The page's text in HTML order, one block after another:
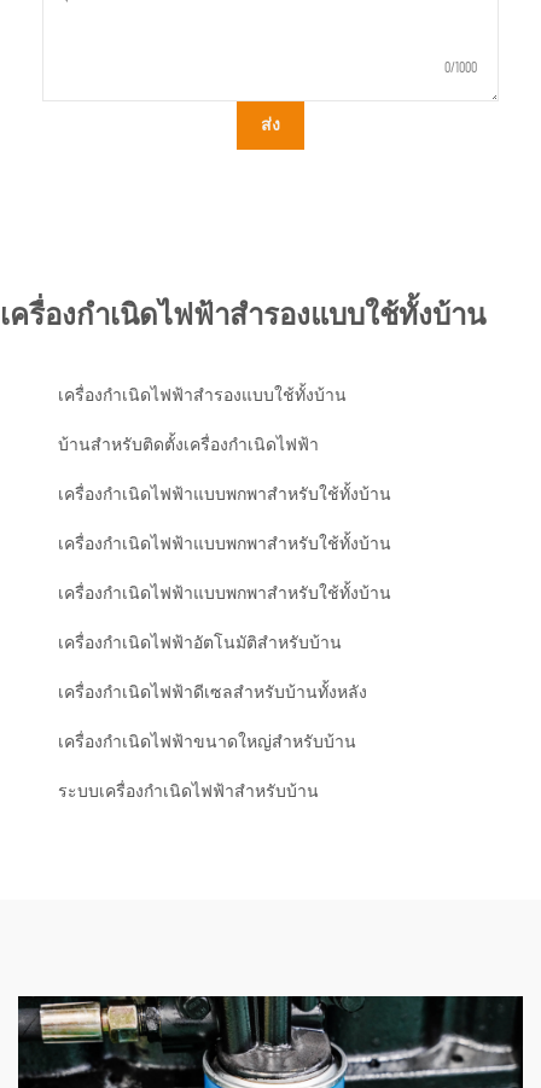
0/1000
ส่ง
เครื่องกำเนิดไฟฟ้าสำรองแบบใช้ทั้งบ้าน
เครื่องกำเนิดไฟฟ้าสำรองแบบใช้ทั้งบ้าน
บ้านสำหรับติดตั้งเครื่องกำเนิดไฟฟ้า
เครื่องกำเนิดไฟฟ้าแบบพกพาสำหรับใช้ทั้งบ้าน
เครื่องกำเนิดไฟฟ้าแบบพกพาสำหรับใช้ทั้งบ้าน
เครื่องกำเนิดไฟฟ้าแบบพกพาสำหรับใช้ทั้งบ้าน
เครื่องกำเนิดไฟฟ้าอัตโนมัติสำหรับบ้าน
เครื่องกำเนิดไฟฟ้าดีเซลสำหรับบ้านทั้งหลัง
เครื่องกำเนิดไฟฟ้าขนาดใหญ่สำหรับบ้าน
ระบบเครื่องกำเนิดไฟฟ้าสำหรับบ้าน